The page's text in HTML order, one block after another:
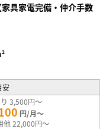
具家電完備・仲介手数
安
3,500円～
円/月～
他 22,000円～